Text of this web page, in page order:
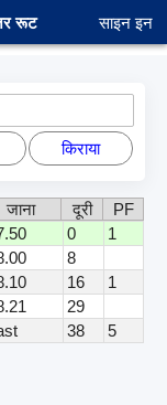
रूट साइन इन
किराया
जाना दूरी
PF
0
1
8
16
1
29
38
5